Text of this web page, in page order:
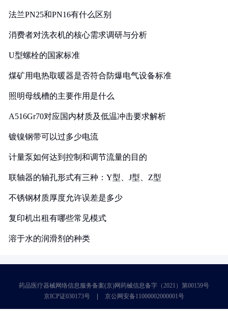
法兰PN25和PN16有什么区别
消费者对洗衣机的核心需求调研与分析
U型螺栓的国家标准
煤矿用电热取暖器是否符合防爆电气设备标准
照明母线槽的主要作用是什么
A516Gr70对应国内材质及低温冲击要求解析
镀镍钢带可以过多少电流
计量泵如何达到控制和调节流量的目的
联轴器的轴孔形式有三种：Y型、J型、Z型
不锈钢材质厚度允许误差是多少
复印机出租有哪些常见模式
溶于水的润滑剂的种类
药品医疗器械网络信息服务备案(京)网药械信息备字（2021）第00159号
京ICP证030173号
京公网安备11000002000001号